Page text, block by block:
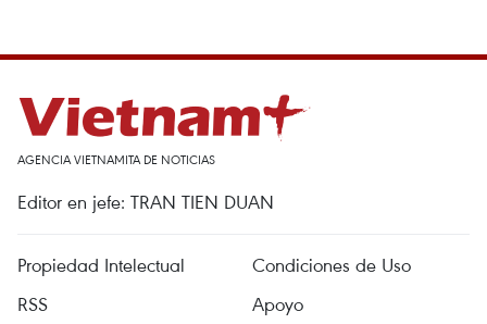
AGENCIA VIETNAMITA DE NOTICIAS
Editor en jefe: TRAN TIEN DUAN
Propiedad Intelectual
Condiciones de Uso
RSS
Apoyo